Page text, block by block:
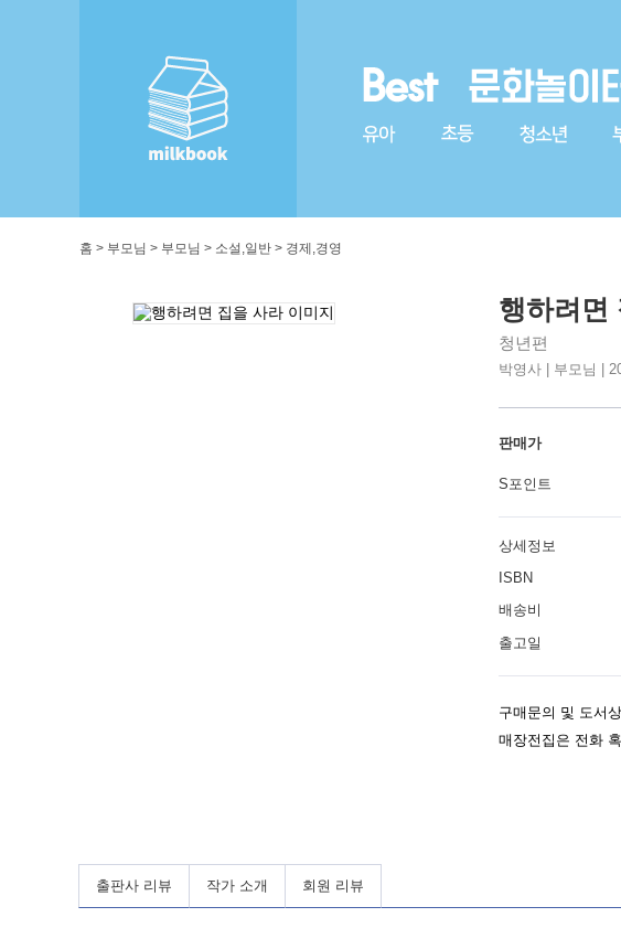
홈 > 부모님 > 부모님 > 소설,일반 > 경제,경영
행하려면
청년편
박영사 | 부모님 |
판매가
S포인트
상세정보
ISBN
배송비
출고일
구매문의 및 도서
매장전집은 전화
출판사 리뷰 작가 소개 회원 리뷰